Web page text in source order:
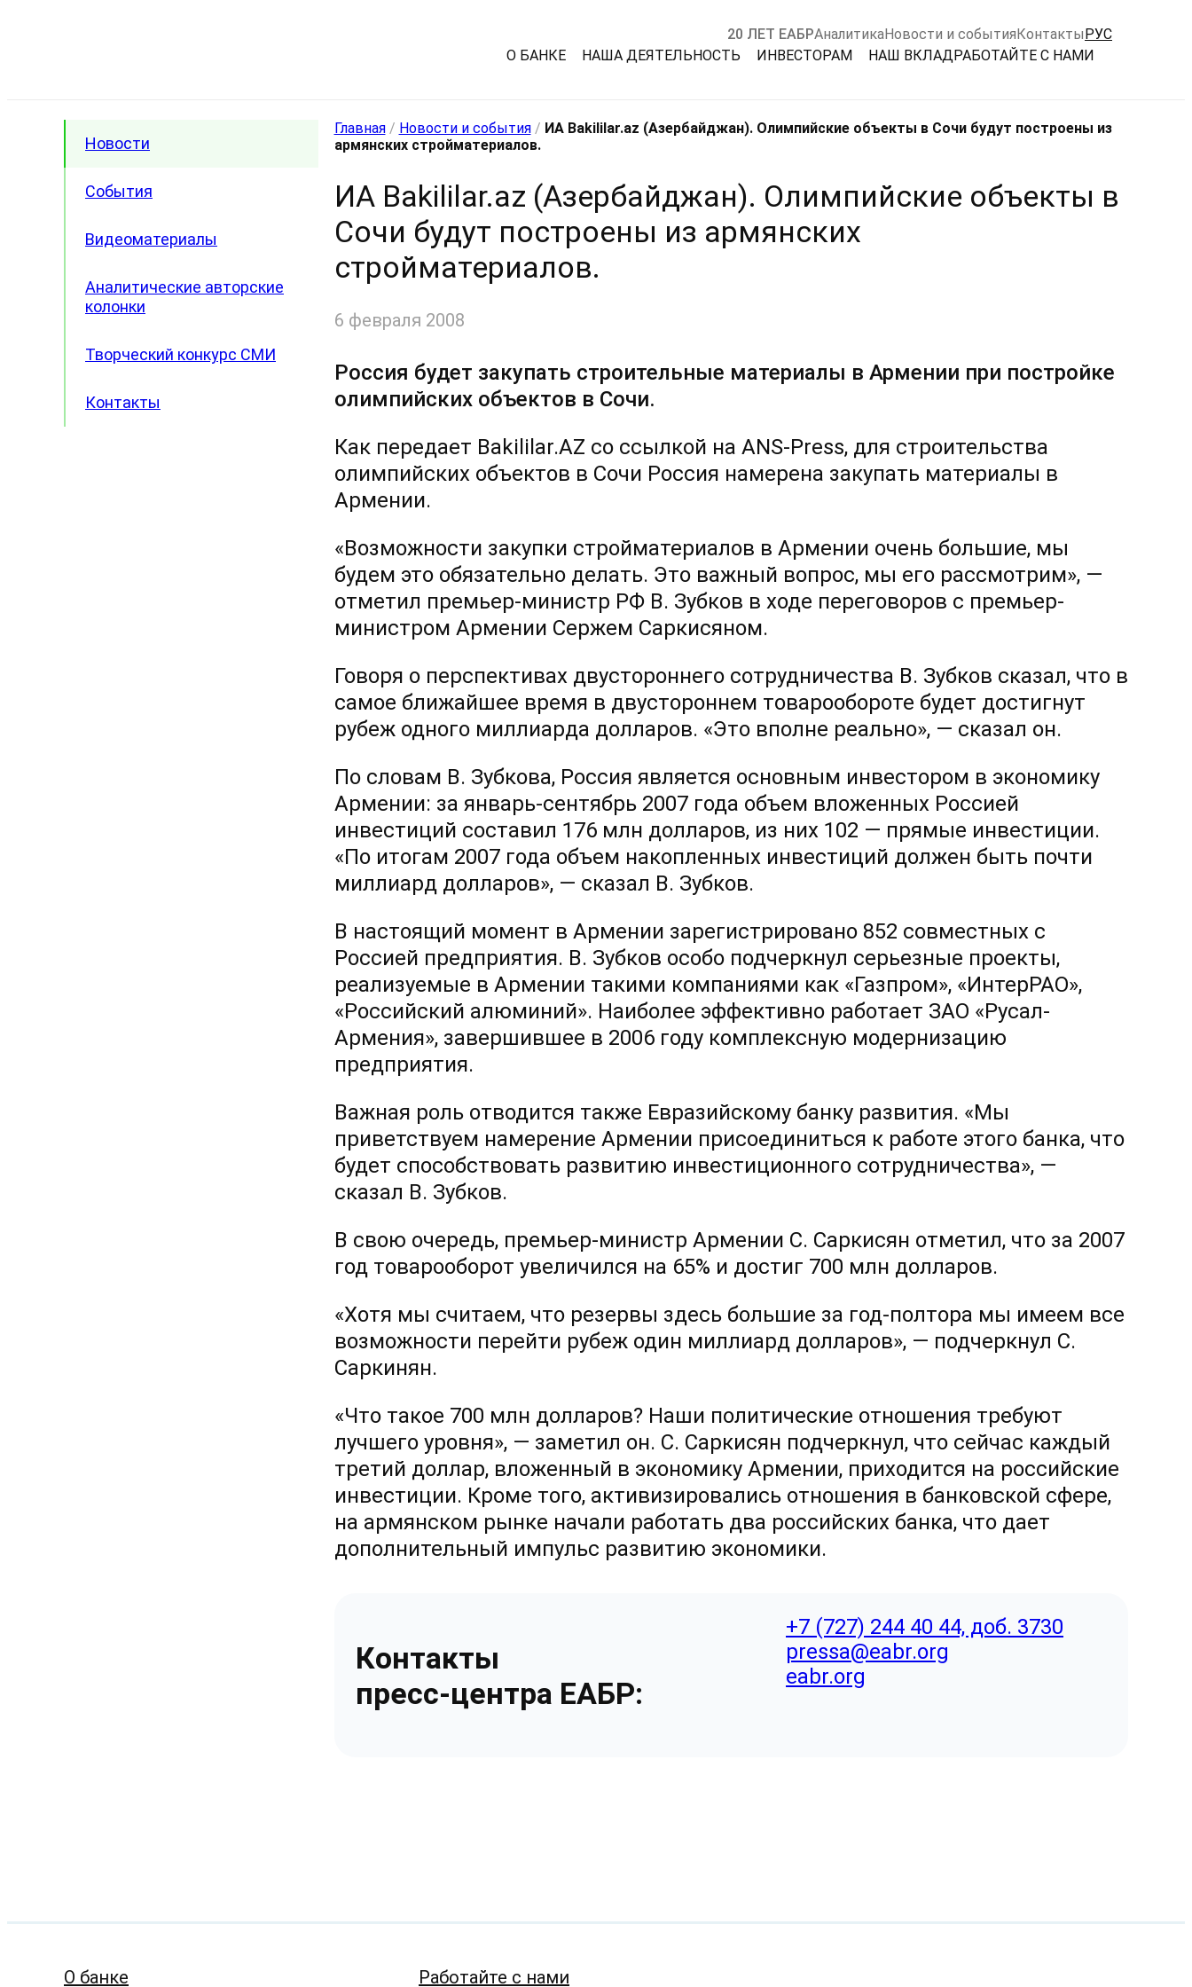
20 ЛЕТ ЕАБРАналитикаНовости и событияКонтактыРУС
О БАНКЕ
НАША ДЕЯТЕЛЬНОСТЬ ИНВЕСТОРАМ НАШ ВКЛАДРАБОТАЙТЕ С НАМИ
Новости
События
Видеоматериалы
Аналитические авторские
колонки
Творческий конкурс СМИ
Контакты
Главная/ Новости и события/ ИА Bakililar.az (Азербайджан). Олимпийские объекты в Сочи будут построены из
армянских стройматериалов.
ИА Bakililar.az (Азербайджан). Олимпийские объекты в
Сочи будут построены из армянских
стройматериалов.
6 февраля 2008
Россия будет закупать строительные материалы в Армении при постройке
олимпийских объектов в Сочи.
Как передает Bakililar.AZ со ссылкой на ANS-Press, для строительства
олимпийских объектов в Сочи Россия намерена закупать материалы в
Армении.
«Возможности закупки стройматериалов в Армении очень большие, мы
будем это обязательно делать. Это важный вопрос, мы его рассмотрим», —
отметил премьер-министр РФ В. Зубков в ходе переговоров с премьер-
министром Армении Сержем Саркисяном.
Говоря о перспективах двустороннего сотрудничества В. Зубков сказал, что в
самое ближайшее время в двустороннем товарообороте будет достигнут
рубеж одного миллиарда долларов. «Это вполне реально», — сказал он.
По словам В. Зубкова, Россия является основным инвестором в экономику
Армении: за январь-сентябрь 2007 года объем вложенных Россией
инвестиций составил 176 млн долларов, из них 102 — прямые инвестиции.
«По итогам 2007 года объем накопленных инвестиций должен быть почти
миллиард долларов», — сказал В. Зубков.
В настоящий момент в Армении зарегистрировано 852 совместных с
Россией предприятия. В. Зубков особо подчеркнул серьезные проекты,
реализуемые в Армении такими компаниями как «Газпром», «ИнтерРАО»,
«Российский алюминий». Наиболее эффективно работает ЗАО «Русал-
Армения», завершившее в 2006 году комплексную модернизацию
предприятия.
Важная роль отводится также Евразийскому банку развития. «Мы
приветствуем намерение Армении присоединиться к работе этого банка, что
будет способствовать развитию инвестиционного сотрудничества», —
сказал В. Зубков.
В свою очередь, премьер-министр Армении С. Саркисян отметил, что за 2007
год товарооборот увеличился на 65% и достиг 700 млн долларов.
«Хотя мы считаем, что резервы здесь большие за год-полтора мы имеем все
возможности перейти рубеж один миллиард долларов», — подчеркнул С.
Саркинян.
«Что такое 700 млн долларов? Наши политические отношения требуют
лучшего уровня», — заметил он. С. Саркисян подчеркнул, что сейчас каждый
третий доллар, вложенный в экономику Армении, приходится на российские
инвестиции. Кроме того, активизировались отношения в банковской сфере,
на армянском рынке начали работать два российских банка, что дает
дополнительный импульс развитию экономики.
Контакты
пресс-центра ЕАБР:
+7 (727) 244 40 44, доб. 3730
pressa@eabr.org
eabr.org
О банке Работайте с нами